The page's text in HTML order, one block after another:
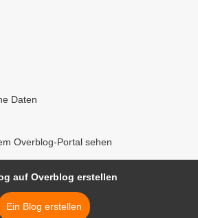
Daten
Overblog-Portal sehen
auf Overblog erstellen
Ein Blog erstellen